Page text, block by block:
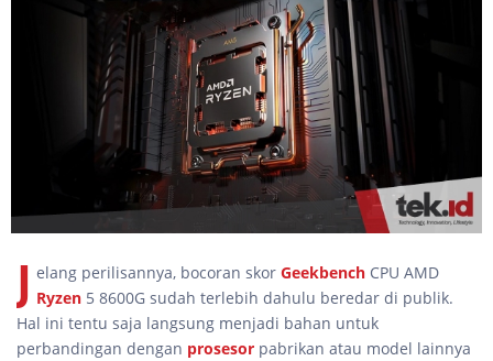
J elang perilisannya, bocoran skor Geekbench CPU AMD
Ryzen 5 8600G sudah terlebih dahulu beredar di publik.
Hal ini tentu saja langsung menjadi bahan untuk
perbandingan dengan prosesor pabrikan atau model lainnya